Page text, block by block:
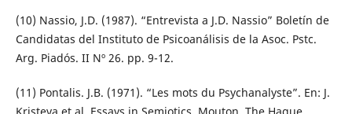
(10) Nassio, J.D. (1987). “Entrevista a J.D. Nassio” Boletín de
Candidatas del Instituto de Psicoanálisis de la Asoc. Pstc.
Arg. Piadós. II Nº 26. pp. 9-12.
(11) Pontalis. J.B. (1971). “Les mots du Psychanalyste”. En: J.